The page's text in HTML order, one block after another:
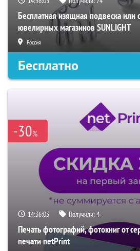
Бесплатная изящная подвеска или
ювелирных магазинов SUNLIGHT
Россия
Бесплатно
-30%
14:36:02 Получили:4
Печать фотографий, фотокниг от
печати netPrint